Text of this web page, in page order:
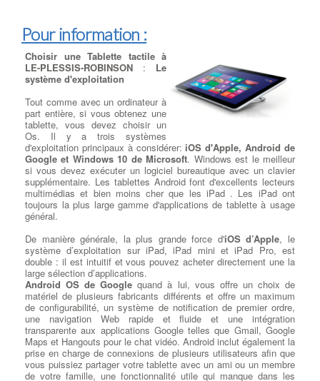
2.0 ou USB 3.0, une Carte contrôleur Raid, des cartes contrôleur
SAS SFF-8087 à SFF-8644, une Carte contrôleur port parallèle
DB-25 ou une Carte contrôleur Série RS-232 (RS232) DB-9, une
carte son créative soundblaster 5.1 ou 7.1, à LE-PLESSIS-
ROBINSON des cartes réseau Ethernet gigabit et cartes Wi-Fi
pour vos connexions sans-fil.
Dépanner ou remplacer votre
carte mère
PC de bureau à LE-PLESSIS-
ROBINSON, sur laquelle votre
processeur, carte graphique,
barrette mémoireet autres
composants viennent se greffer,
la carte mère doit répondre à
plusieurs critères selon la
configuration de votre ordinateur à LE-PLESSIS-ROBINSON et
les logiciels installés. Nous devons
mère gamer ou bureautique pour processeur Intel ou processeur
AMD parmi les plus grandes marques à LE-PLESSIS-
ROBINSON :ASUS, GIGABYTE, MSI. Une bonne carte mère
est celle qui correspond à votre besoin : son format (mini-ITX,
micro-ATX, ou encore ATX), son évolutivité (USB 3.1, USB 3.0,
SATA III, PCI-express 2.0, etc.) ou son prix (de la carte mère
petit prix à la plus haut de gamme).
Dépanner ou remplacer votre
carte graphique:Changement
Carte Graphique: Votre
ordinateur PC à LE-PLESSIS-
l'installation de SSD M.2 SATA ou PCIe, selon les spécifications
de votre modèle. Vous pourrez ainsi exploiter pleinement la
rapidité de cette technologie de pointe.
Transfert de Données Sécurisé et Précis, Nous comprenons
l'importance de vos données personnelles et professionnelles.
C'est pourquoi nous prenons le plus grand soin de transférer vos
données récupérées sur le nouveau disque en respectant les
répertoires que vous avez préalablement déterminés. Votre
contenu reste intact et accessible comme avant, sans risque de
perte de données. Améliorez les performances de votre
ordinateur en optant pour notre service de remplacement de
disque dur et SSD. Faites confiance à notre équipe compétente
pour une migration en douceur vers la rapidité, la fiabilité et
l'efficacité d'un SSD.
à LE-PLESSIS-ROBINSON Contactez-nous dès aujourd'hui pour
en savoir plus sur nos services de réparation d'ordinateurs et
pour planifier votre remplacement de disque dur ou SSD. Votre
Réparation Thermique sur Ordi
Portables
Réparation ventilation et
thermique sur Pc portable: Un
dysfonctionnement du ventilateur
de votre ordinateur portable ou du
système de transfert thermique
peut sembler anodin, mais si
Pour information :
Choisir une Tablette tactile à
LE-PLESSIS-ROBINSON : Le
système d'exploitation
Tout comme avec un ordinateur à
part entière, si vous obtenez une
tablette, vous devez choisir un
Os. Il y a trois systèmes
d'exploitation principaux à considérer: iOS d'Apple, Android de
Google et Windows 10 de Microsoft. Windows est le meilleur
si vous devez exécuter un logiciel bureautique avec un clavier
supplémentaire. Les tablettes Android font d'excellents lecteurs
multimédias et bien moins cher que les iPad . Les iPad ont
toujours la plus large gamme d'applications de tablette à usage
général.
De manière générale, la plus grande force d'iOS d’Apple, le
système d’exploitation sur iPad, iPad mini et iPad Pro, est
double : il est intuitif et vous pouvez acheter directement une la
large sélection d’applications.
Android OS de Google quand à lui, vous offre un choix de
matériel de plusieurs fabricants différents et offre un maximum
de configurabilité, un système de notification de premier ordre,
une navigation Web rapide et fluide et une intégration
transparente aux applications Google telles que Gmail, Google
Maps et Hangouts pour le chat vidéo. Android inclut également la
prise en charge de connexions de plusieurs utilisateurs afin que
vous puissiez partager votre tablette avec un ami ou un membre
de votre famille, une fonctionnalité utile qui manque dans les